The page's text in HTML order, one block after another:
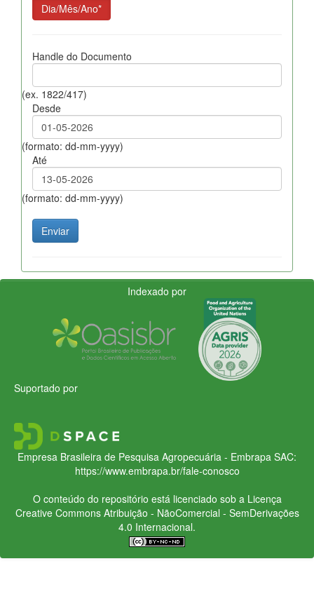
Dia/Mês/Ano*
Handle do Documento
(ex. 1822/417)
Desde
(formato: dd-mm-yyyy)
Até
(formato: dd-mm-yyyy)
Indexado por
Suportado por
Empresa Brasileira de Pesquisa Agropecuária - Embrapa SAC:
https://www.embrapa.br/fale-conosco
O conteúdo do repositório está licenciado sob a Licença
Creative CommonsAtribuição - NãoComercial - SemDerivações
4.0 Internacional.